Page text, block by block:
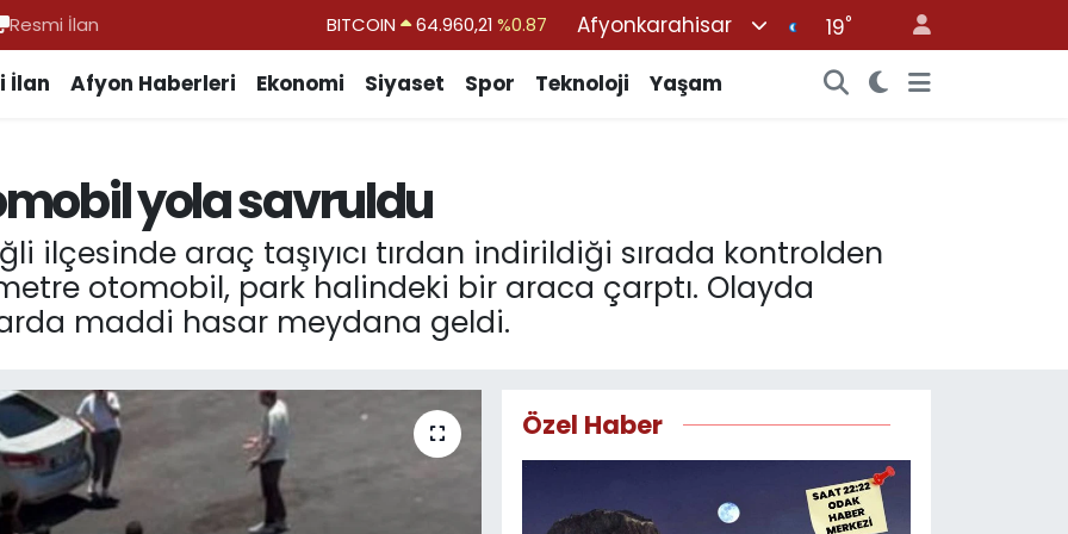
Resmi İlan DOLAR 47,7436%0.18
BİST100
BITCOIN
64.960,21 %0.87
Afyonkarahisar 19°
İlan Afyon Haberleri Ekonomi Siyaset Spor Teknoloji Yaşam
yola savruldu
ilçesinde araç taşıyıcı tırdan indirildiği sırada kontrolden
otomobil, park halindeki bir araca çarptı. Olayda
maddi hasar meydana geldi.
Özel Haber